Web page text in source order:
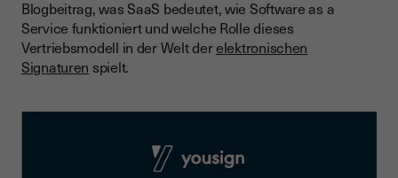
Database as a Service (DBaaS)
Security as a Service (SECaaS)
Everything as a Service (XaaS)
Abonnement-Modell
Blogbeitrag, was SaaS bedeutet, wie Software as a
Service funktioniert und welche Rolle dieses
Vertriebsmodell in der Welt derelektronischen
Signaturen spielt.